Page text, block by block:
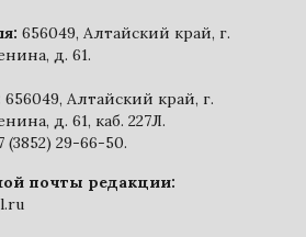
656049, Алтайский край, г.
д. 61.
656049, Алтайский край, г.
д. 61, каб. 227Л.
(3852) 29-66-50.
почты редакции: